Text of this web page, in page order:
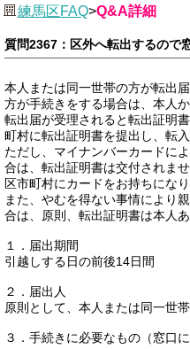
練馬区FAQ>Q&A詳細
質問2367：区外へ転出するので
本人または同一世帯の方が転出
方が手続きをする場合は、本人
転出届が受理されると転出証明
町村に転出証明書を提出し、転
ただし、マイナンバーカードに
合は、転出証明書は交付されま
区市町村にカードをお持ちにな
また、やむを得ない事情により
合は、原則、転出証明書は本人
１．届出期間
引越しする日の前後14日間
２．届出人
原則として、本人または同一世
３．手続きに必要なもの（窓口